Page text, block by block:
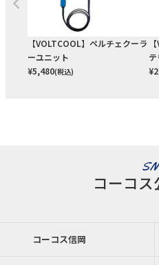
【VOLTCOOL】ペルチェクーラ
ーユニット
¥5,480(税込)
¥
コーコス
コーコス信岡